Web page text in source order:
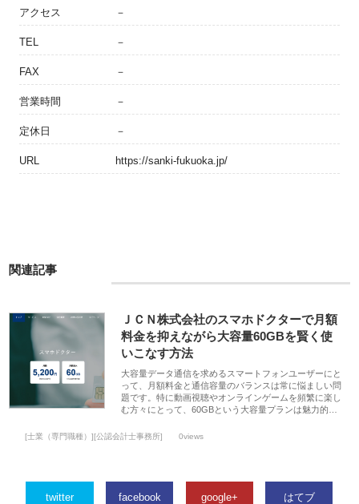
アクセス －
TEL －
FAX －
営業時間 －
定休日 －
URL https://sanki-fukuoka.jp/
関連記事
ＪＣＮ株式会社のスマホドクターで月額
料金を抑えながら大容量60GBを賢く使
いこなす方法
大容量データ通信を求めるスマートフォンユーザーにと
って、月額料金と通信容量のバランスは常に悩ましい問
題です。特に動画視聴やオンラインゲームを頻繁に楽し
む方々にとって、60GBという大容量プランは魅力的…
[士業（専門職種）][公認会計士事務所] 0views
twitter facebook google+ はてブ